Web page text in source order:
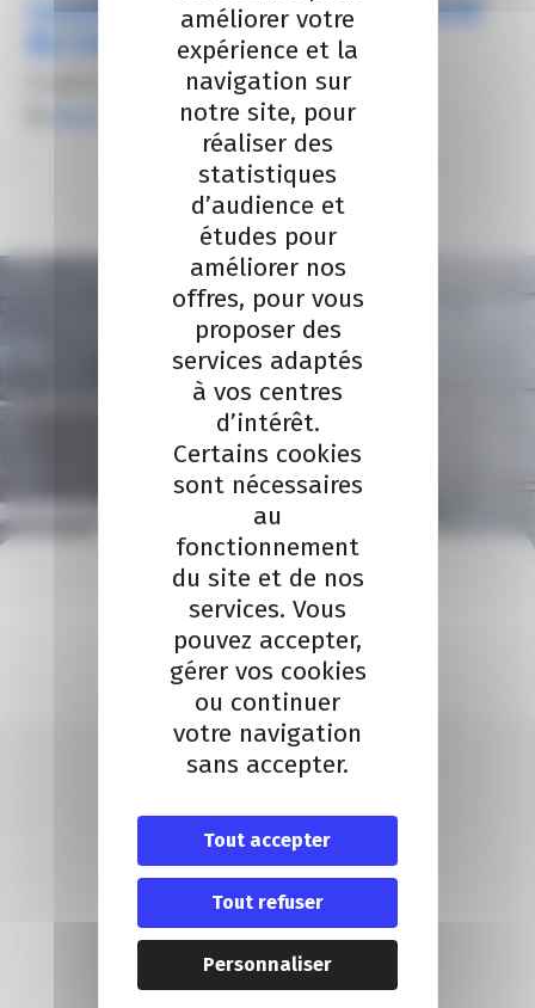
Connaitre les tendances du marché
À VOTRE ÉCOUTE
Nous contacter
NOUS CONTACTER
20 Boulevard Carabacel
06000 Nice
T. 04 93 13 73 00
améliorer votre
expérience et la
navigation sur
notre site, pour
réaliser des
statistiques
d’audience et
études pour
améliorer nos
offres, pour vous
proposer des
services adaptés
à vos centres
d’intérêt.
Certains cookies
sont nécessaires
au
fonctionnement
du site et de nos
services. Vous
pouvez accepter,
gérer vos cookies
ou continuer
votre navigation
sans accepter.
Tout accepter
Tout refuser
Personnaliser